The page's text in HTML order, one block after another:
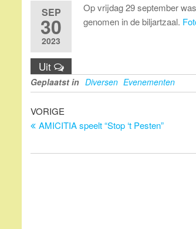
SEP
30
2023
Uit
Op vrijdag 29 september
genomen in de biljartzaal.
Geplaatst in Diversen Evenementen
Bericht
navigatie
Vorig
bericht
VORIGE
AMICITIA speelt “Stop ‘t Pesten”